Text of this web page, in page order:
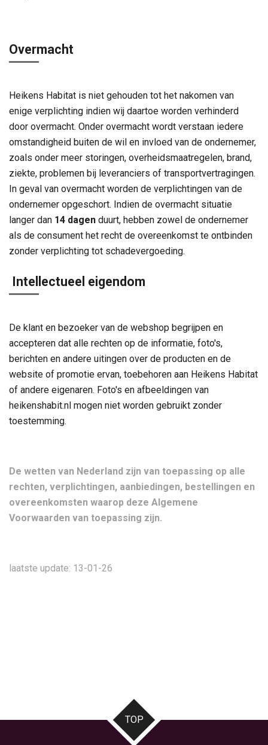
Overmacht
Heikens Habitat is niet gehouden tot het nakomen van
enige verplichting indien wij daartoe worden verhinderd
door overmacht. Onder overmacht wordt verstaan iedere
omstandigheid buiten de wil en invloed van de ondernemer,
zoals onder meer storingen, overheidsmaatregelen, brand,
ziekte, problemen bij leveranciers of transportvertragingen.
In geval van overmacht worden de verplichtingen van de
ondernemer opgeschort. Indien de overmacht situatie
langer dan 14 dagen duurt, hebben zowel de ondernemer
als de consument het recht de overeenkomst te ontbinden
zonder verplichting tot schadevergoeding.
Intellectueel eigendom
De klant en bezoeker van de webshop begrijpen en
accepteren dat alle rechten op de informatie, foto's,
berichten en andere uitingen over de producten en de
website of promotie ervan, toebehoren aan Heikens Habitat
of andere eigenaren. Foto's en afbeeldingen van
heikenshabit.nl mogen niet worden gebruikt zonder
toestemming.
De wetten van Nederland zijn van toepassing op alle
rechten, verplichtingen, aanbiedingen, bestellingen en
overeenkomsten waarop deze Algemene
Voorwaarden van toepassing zijn.
laatste update: 13-01-26
TOP